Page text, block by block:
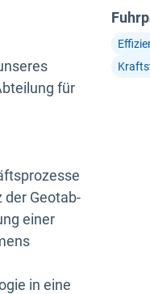
für
Geotab-
einer
in eine